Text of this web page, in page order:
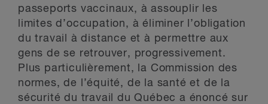
passeports vaccinaux, à assouplir les
limites d’occupation, à éliminer l’obligation
du travail à distance et à permettre aux
gens de se retrouver, progressivement.
Plus particulièrement, la Commission des
normes, de l’équité, de la santé et de la
sécurité du travail du Québec a énoncé sur